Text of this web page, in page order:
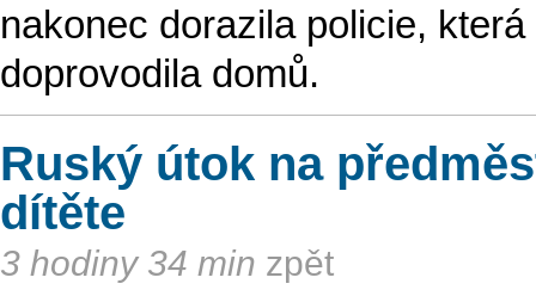
nakonec dorazila policie,
doprovodila domů.
Ruský útok na
dítěte
3 hodiny 34 min zpět